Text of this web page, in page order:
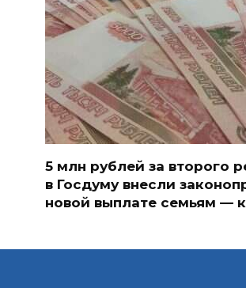
5 млн рублей за второго
в Госдуму внесли
новой выплате семьям —